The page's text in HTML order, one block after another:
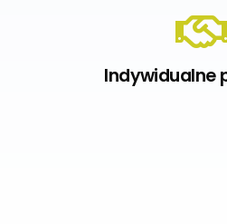
Indywidualne